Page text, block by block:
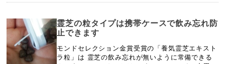
霊芝の粒タイプは携帯ケースで飲み忘れ防
止できます
モンドセレクション金賞受賞の「養気霊芝エキスト
ラ粒」は 霊芝の飲み忘れが無いように常備できる